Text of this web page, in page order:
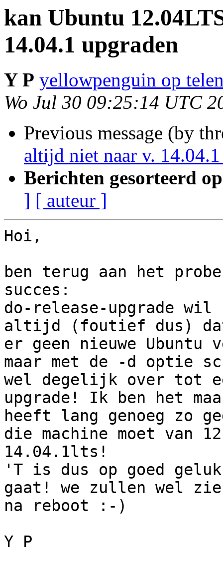
kan Ubuntu
14.04.1 upgraden
Y P yellowpenguin op
Wo Jul 30 09:25:14 UTC
Previous message (by
altijd niet naar v.
Berichten gesorteerd
] [ auteur ]
Hoi,
ben terug aan het
succes:
do-release-upgrade
altijd (foutief dus)
er geen nieuwe
maar met de -d optie
wel degelijk over tot
upgrade! Ik ben het
heeft lang genoeg zo
die machine moet van
14.04.1lts!
'T is dus op goed
gaat! we zullen wel
na reboot :-)
Y P